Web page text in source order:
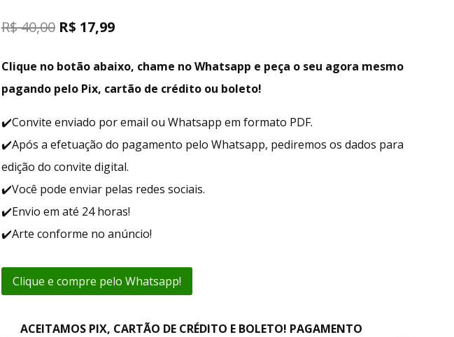
R$40,00 R$ 17,99
Clique no botão abaixo, chame no Whatsapp e peça o seu agora mesmo
pagando pelo Pix, cartão de crédito ou boleto!
✔️Convite enviado por email ou Whatsapp em formato PDF.
✔️Após a efetuação do pagamento pelo Whatsapp, pediremos os dados para
edição do convite digital.
✔️Você pode enviar pelas redes sociais.
✔️Envio em até 24 horas!
✔️Arte conforme no anúncio!
Clique e compre pelo Whatsapp!
ACEITAMOS PIX, CARTÃO DE CRÉDITO E BOLETO! PAGAMENTO